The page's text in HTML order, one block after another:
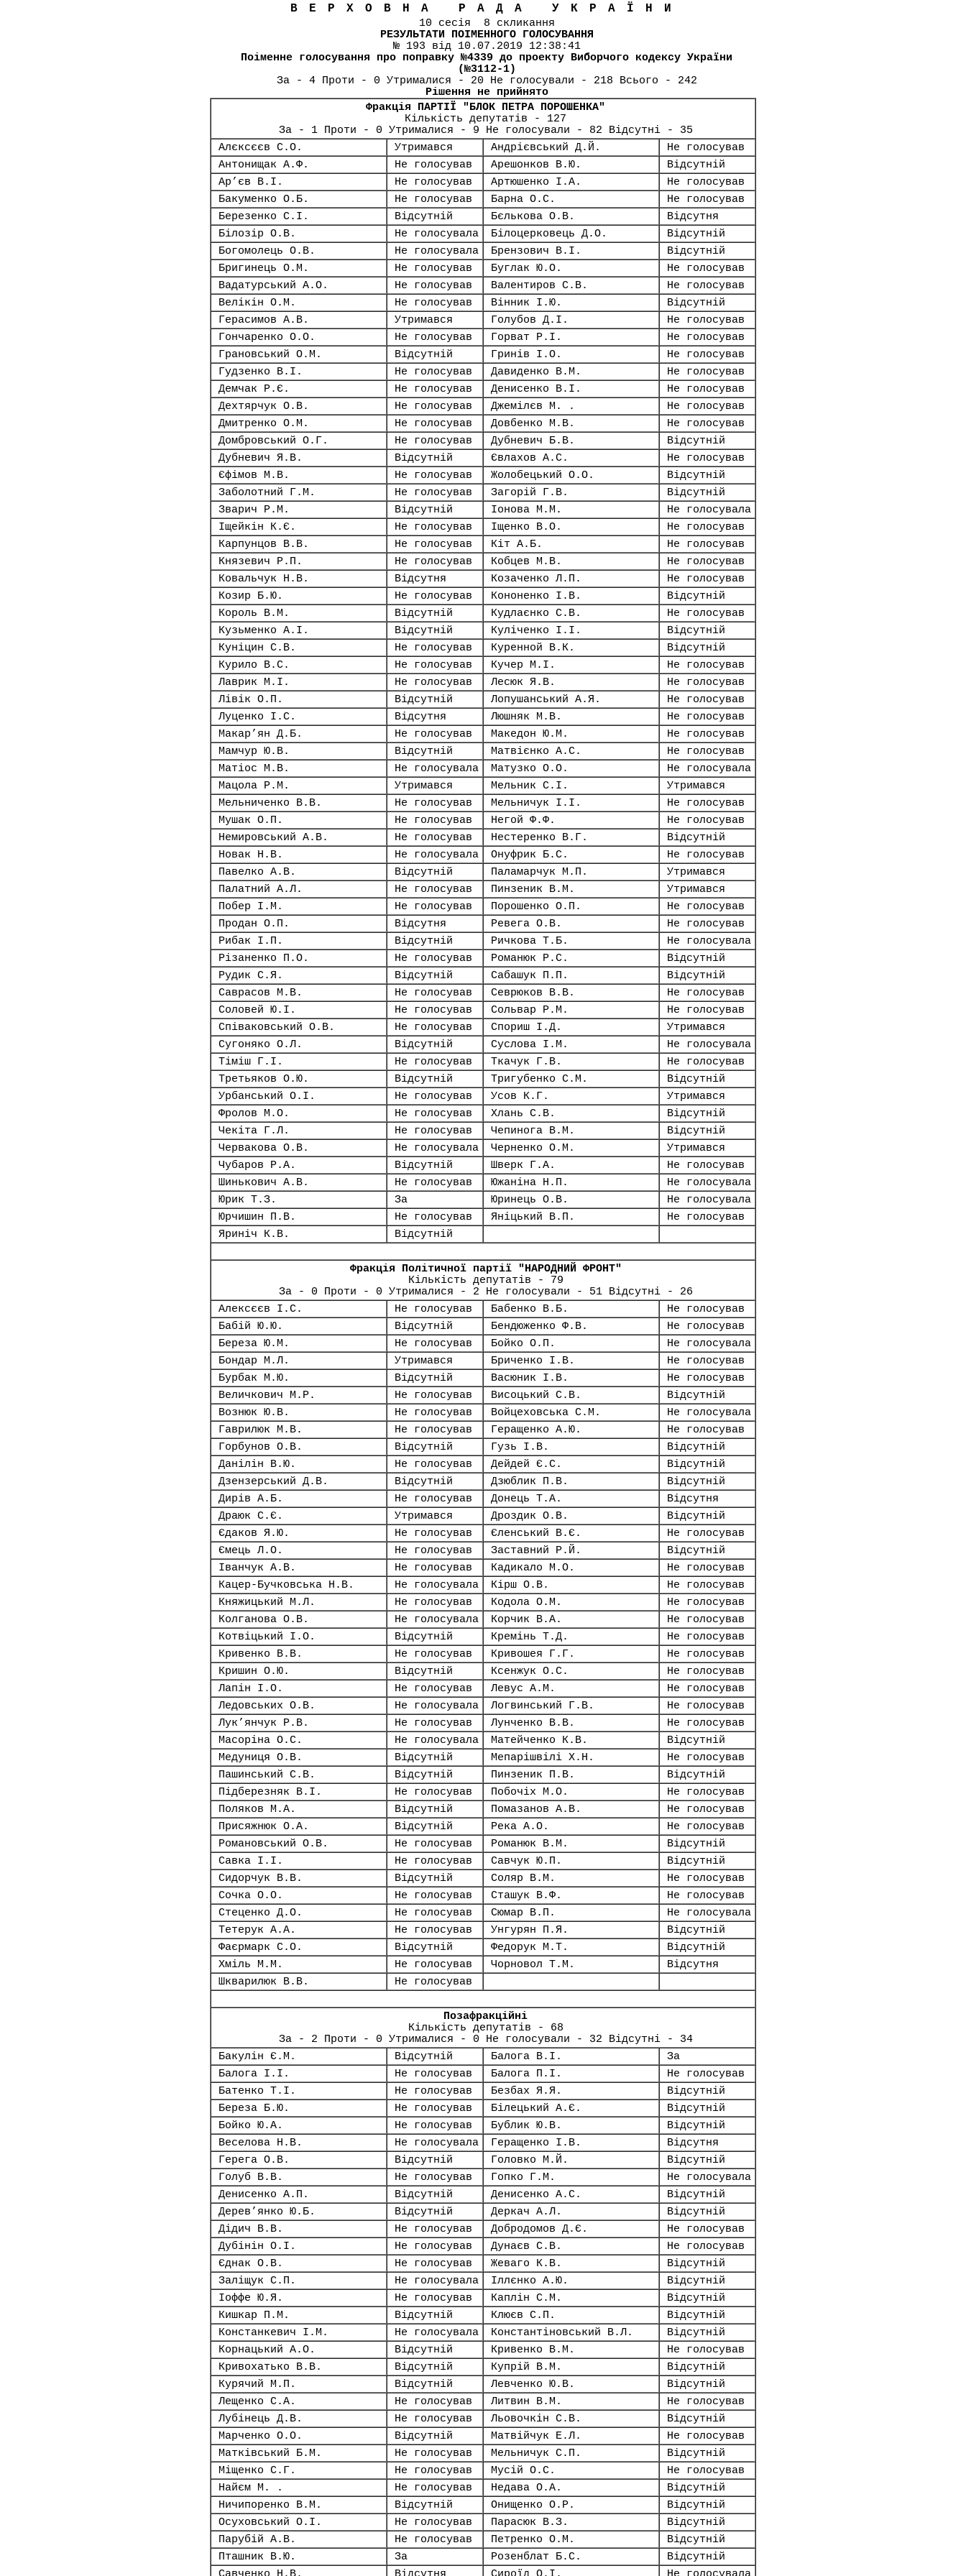
ВЕРХОВНА РАДА УКРАЇНИ
10 сесія 8 скликання
РЕЗУЛЬТАТИ ПОІМЕННОГО ГОЛОСУВАННЯ
№ 193 від 10.07.2019 12:38:41
Поіменне голосування про поправку №4339 до проекту Виборчого кодексу України
(№3112-1)
За - 4 Проти - 0 Утрималися - 20 Не голосували - 218 Всього - 242
Рішення не прийнято
Фракція ПАРТІЇ "БЛОК ПЕТРА ПОРОШЕНКА"
Кількість депутатів - 127
За - 1 Проти - 0 Утрималися - 9 Не голосували - 82 Відсутні - 35
Алєксєєв С.О.
Утримався Андрієвський Д.Й.
Не голосував
Антонищак А.Ф.
Не голосував Арешонков В.Ю.
Відсутній
Ар’єв В.І.
Не голосував Артюшенко І.А.
Не голосував
Бакуменко О.Б.
Не голосував Барна О.С.
Не голосував
Березенко С.І.
Відсутній Бєлькова О.В.
Відсутня
Білозір О.В.
Не голосувала Білоцерковець Д.О.
Відсутній
Богомолець О.В.
Не голосувала Брензович В.І.
Відсутній
Бригинець О.М.
Не голосував Буглак Ю.О.
Не голосував
Вадатурський А.О.
Не голосував Валентиров С.В.
Не голосував
Велікін О.М.
Не голосував Вінник І.Ю.
Відсутній
Герасимов А.В.
Утримався Голубов Д.І.
Не голосував
Гончаренко О.О.
Не голосував Горват Р.І.
Не голосував
Грановський О.М.
Відсутній Гринів І.О.
Не голосував
Гудзенко В.І.
Не голосував Давиденко В.М.
Не голосував
Демчак Р.Є.
Не голосував Денисенко В.І.
Не голосував
Дехтярчук О.В.
Не голосував Джемілєв М. .
Не голосував
Дмитренко О.М.
Не голосував Довбенко М.В.
Не голосував
Домбровський О.Г.
Не голосував Дубневич Б.В.
Відсутній
Дубневич Я.В.
Відсутній Євлахов А.С.
Не голосував
Єфімов М.В.
Не голосував Жолобецький О.О.
Відсутній
Заболотний Г.М.
Не голосував Загорій Г.В.
Відсутній
Зварич Р.М.
Відсутній Іонова М.М.
Не голосувала
Іщейкін К.Є.
Не голосував Іщенко В.О.
Не голосував
Карпунцов В.В.
Не голосував Кіт А.Б.
Не голосував
Князевич Р.П.
Не голосував Кобцев М.В.
Не голосував
Ковальчук Н.В.
Відсутня Козаченко Л.П.
Не голосував
Козир Б.Ю.
Не голосував Кононенко І.В.
Відсутній
Король В.М.
Відсутній Кудлаєнко С.В.
Не голосував
Кузьменко А.І.
Відсутній Куліченко І.І.
Відсутній
Куніцин С.В.
Не голосував Куренной В.К.
Відсутній
Курило В.С.
Не голосував Кучер М.І.
Не голосував
Лаврик М.І.
Не голосував Лесюк Я.В.
Не голосував
Лівік О.П.
Відсутній Лопушанський А.Я.
Не голосував
Луценко І.С.
Відсутня Люшняк М.В.
Не голосував
Макар’ян Д.Б.
Не голосував Македон Ю.М.
Не голосував
Мамчур Ю.В.
Відсутній Матвієнко А.С.
Не голосував
Матіос М.В.
Не голосувала Матузко О.О.
Не голосувала
Мацола Р.М.
Утримався Мельник С.І.
Утримався
Мельниченко В.В.
Не голосував Мельничук І.І.
Не голосував
Мушак О.П.
Не голосував Негой Ф.Ф.
Не голосував
Немировський А.В.
Не голосував Нестеренко В.Г.
Відсутній
Новак Н.В.
Не голосувала Онуфрик Б.С.
Не голосував
Павелко А.В.
Відсутній Паламарчук М.П.
Утримався
Палатний А.Л.
Не голосував Пинзеник В.М.
Утримався
Побер І.М.
Не голосував Порошенко О.П.
Не голосував
Продан О.П.
Відсутня Ревега О.В.
Не голосував
Рибак І.П.
Відсутній Ричкова Т.Б.
Не голосувала
Різаненко П.О.
Не голосував Романюк Р.С.
Відсутній
Рудик С.Я.
Відсутній Сабашук П.П.
Відсутній
Саврасов М.В.
Не голосував Севрюков В.В.
Не голосував
Соловей Ю.І.
Не голосував Сольвар Р.М.
Не голосував
Співаковський О.В.
Не голосував Спориш І.Д.
Утримався
Сугоняко О.Л.
Відсутній Суслова І.М.
Не голосувала
Тіміш Г.І.
Не голосував Ткачук Г.В.
Не голосував
Третьяков О.Ю.
Відсутній Тригубенко С.М.
Відсутній
Урбанський О.І.
Не голосував Усов К.Г.
Утримався
Фролов М.О.
Не голосував Хлань С.В.
Відсутній
Чекіта Г.Л.
Не голосував Чепинога В.М.
Відсутній
Червакова О.В.
Не голосувала Черненко О.М.
Утримався
Чубаров Р.А.
Відсутній Шверк Г.А.
Не голосував
Шинькович А.В.
Не голосував Южаніна Н.П.
Не голосувала
Юрик Т.З.
За Юринець О.В.
Не голосувала
Юрчишин П.В.
Не голосував Яніцький В.П.
Не голосував
Яриніч К.В.
Відсутній
Фракція Політичної партії "НАРОДНИЙ ФРОНТ"
Кількість депутатів - 79
За - 0 Проти - 0 Утрималися - 2 Не голосували - 51 Відсутні - 26
Алексєєв І.С.
Не голосував Бабенко В.Б.
Не голосував
Бабій Ю.Ю.
Відсутній Бендюженко Ф.В.
Не голосував
Береза Ю.М.
Не голосував Бойко О.П.
Не голосувала
Бондар М.Л.
Утримався Бриченко І.В.
Не голосував
Бурбак М.Ю.
Відсутній Васюник І.В.
Не голосував
Величкович М.Р.
Не голосував Висоцький С.В.
Відсутній
Вознюк Ю.В.
Не голосував Войцеховська С.М.
Не голосувала
Гаврилюк М.В.
Не голосував Геращенко А.Ю.
Не голосував
Горбунов О.В.
Відсутній Гузь І.В.
Відсутній
Данілін В.Ю.
Не голосував Дейдей Є.С.
Відсутній
Дзензерський Д.В.
Відсутній Дзюблик П.В.
Відсутній
Дирів А.Б.
Не голосував Донець Т.А.
Відсутня
Драюк С.Є.
Утримався Дроздик О.В.
Відсутній
Єдаков Я.Ю.
Не голосував Єленський В.Є.
Не голосував
Ємець Л.О.
Не голосував Заставний Р.Й.
Відсутній
Іванчук А.В.
Не голосував Кадикало М.О.
Не голосував
Кацер-Бучковська Н.В.
Не голосувала Кірш О.В.
Не голосував
Княжицький М.Л.
Не голосував Кодола О.М.
Не голосував
Колганова О.В.
Не голосувала Корчик В.А.
Не голосував
Котвіцький І.О.
Відсутній Кремінь Т.Д.
Не голосував
Кривенко В.В.
Не голосував Кривошея Г.Г.
Не голосував
Кришин О.Ю.
Відсутній Ксенжук О.С.
Не голосував
Лапін І.О.
Не голосував Левус А.М.
Не голосував
Ледовських О.В.
Не голосувала Логвинський Г.В.
Не голосував
Лук’янчук Р.В.
Не голосував Лунченко В.В.
Не голосував
Масоріна О.С.
Не голосувала Матейченко К.В.
Відсутній
Медуниця О.В.
Відсутній Мепарішвілі Х.Н.
Не голосував
Пашинський С.В.
Відсутній Пинзеник П.В.
Відсутній
Підберезняк В.І.
Не голосував Побочіх М.О.
Не голосував
Поляков М.А.
Відсутній Помазанов А.В.
Не голосував
Присяжнюк О.А.
Відсутній Река А.О.
Не голосував
Романовський О.В.
Не голосував Романюк В.М.
Відсутній
Савка І.І.
Не голосував Савчук Ю.П.
Відсутній
Сидорчук В.В.
Відсутній Соляр В.М.
Не голосував
Сочка О.О.
Не голосував Сташук В.Ф.
Не голосував
Стеценко Д.О.
Не голосував Сюмар В.П.
Не голосувала
Тетерук А.А.
Не голосував Унгурян П.Я.
Відсутній
Фаєрмарк С.О.
Відсутній Федорук М.Т.
Відсутній
Хміль М.М.
Не голосував Чорновол Т.М.
Відсутня
Шкварилюк В.В.
Не голосував
Позафракційні
Кількість депутатів - 68
За - 2 Проти - 0 Утрималися - 0 Не голосували - 32 Відсутні - 34
Бакулін Є.М.
Відсутній Балога В.І.
За
Балога І.І.
Не голосував Балога П.І.
Не голосував
Батенко Т.І.
Не голосував Безбах Я.Я.
Відсутній
Береза Б.Ю.
Не голосував Білецький А.Є.
Відсутній
Бойко Ю.А.
Не голосував Бублик Ю.В.
Відсутній
Веселова Н.В.
Не голосувала Геращенко І.В.
Відсутня
Герега О.В.
Відсутній Головко М.Й.
Відсутній
Голуб В.В.
Не голосував Гопко Г.М.
Не голосувала
Денисенко А.П.
Відсутній Денисенко А.С.
Відсутній
Дерев’янко Ю.Б.
Відсутній Деркач А.Л.
Відсутній
Дідич В.В.
Не голосував Добродомов Д.Є.
Не голосував
Дубінін О.І.
Не голосував Дунаєв С.В.
Не голосував
Єднак О.В.
Не голосував Жеваго К.В.
Відсутній
Заліщук С.П.
Не голосувала Іллєнко А.Ю.
Відсутній
Іоффе Ю.Я.
Не голосував Каплін С.М.
Відсутній
Кишкар П.М.
Відсутній Клюєв С.П.
Відсутній
Констанкевич І.М.
Не голосувала Константіновський В.Л.
Відсутній
Корнацький А.О.
Відсутній Кривенко В.М.
Не голосував
Кривохатько В.В.
Відсутній Купрій В.М.
Відсутній
Курячий М.П.
Відсутній Левченко Ю.В.
Відсутній
Лещенко С.А.
Не голосував Литвин В.М.
Не голосував
Лубінець Д.В.
Не голосував Льовочкін С.В.
Відсутній
Марченко О.О.
Відсутній Матвійчук Е.Л.
Не голосував
Матківський Б.М.
Не голосував Мельничук С.П.
Відсутній
Міщенко С.Г.
Не голосував Мусій О.С.
Не голосував
Найєм М. .
Не голосував Недава О.А.
Відсутній
Ничипоренко В.М.
Відсутній Онищенко О.Р.
Відсутній
Осуховський О.І.
Не голосував Парасюк В.З.
Відсутній
Парубій А.В.
Не голосував Петренко О.М.
Відсутній
Пташник В.Ю.
За Розенблат Б.С.
Відсутній